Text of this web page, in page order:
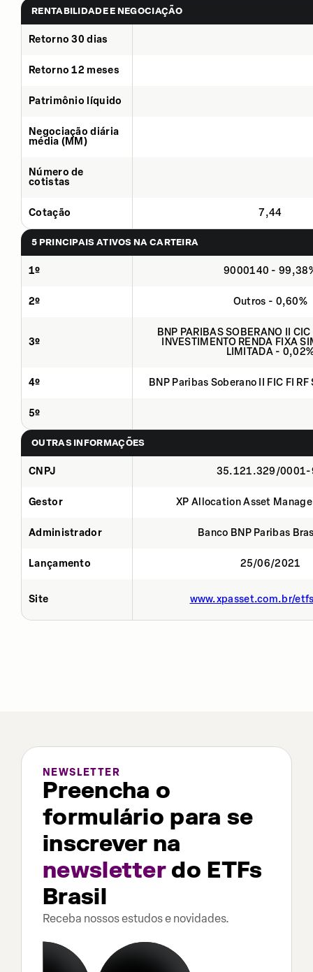
RENTABILIDADE E NEGOCIAÇÃO
Retorno 30 dias
Retorno 12 meses
Patrimônio líquido
Negociação diária
média (MM)
Número de
cotistas
Cotação 7,44
5 PRINCIPAIS ATIVOS NA CARTEIRA
1º 9000140 -
2º Outros - 0,60%
3º
BNP PARIBAS SOBERANO II
INVESTIMENTO RENDA FIXA
LIMITADA -
4º BNP Paribas Soberano II FIC FI
5º
OUTRAS INFORMAÇÕES
CNPJ 35.121.329/0001-
Gestor XP Allocation Asset
Administrador Banco BNP Paribas
Lançamento 25/06/2021
Site www.xpasset.com.br/
NEWSLETTER
Preencha o
formulário para se
inscrever na
newsletterdo ETFs
Brasil
Receba nossos estudos e novidades.